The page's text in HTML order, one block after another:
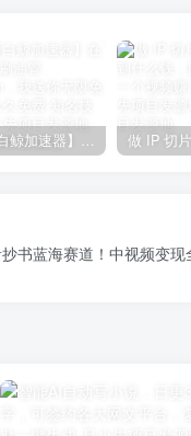
VP-n【白鲸加速器】在国内也能刷油管、Instagram，我送你无限免费流量 永久免费-知名技术官-品小先项目发源地
书蓝海赛道！中视频变